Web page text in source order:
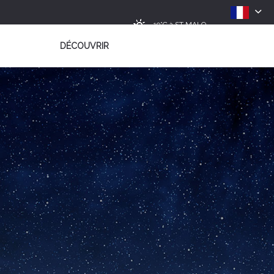
19°C à ST MALO
DÉCOUVRIR